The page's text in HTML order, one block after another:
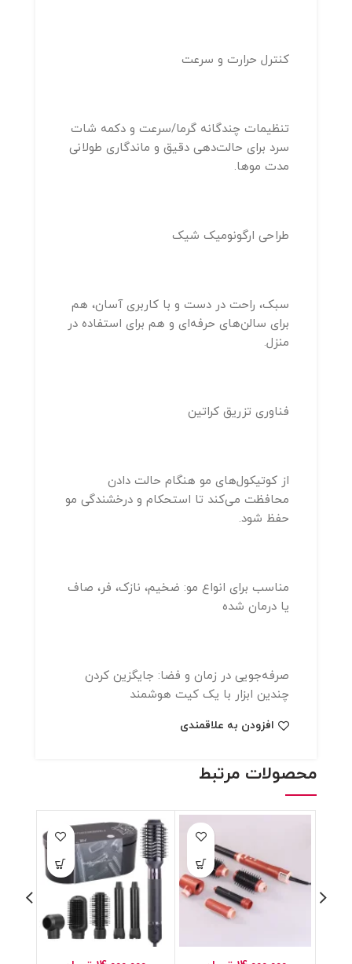
کنترل حرارت و سرعت
تنظیمات چندگانه گرما/سرعت و دکمه شات
سرد برای حالت‌دهی دقیق و ماندگاری طولانی
مدت موها.
طراحی ارگونومیک شیک
سبک، راحت در دست و با کاربری آسان، هم
برای سالن‌های حرفه‌ای و هم برای استفاده در
منزل.
فناوری تزریق کراتین
از کوتیکول‌های مو هنگام حالت دادن
محافظت می‌کند تا استحکام و درخشندگی مو
حفظ شود.
مناسب برای انواع مو: ضخیم، نازک، فر، صاف
یا درمان شده
صرفه‌جویی در زمان و فضا: جایگزین کردن
چندین ابزار با یک کیت هوشمند
افزودن به علاقمندی
محصولات مرتبط